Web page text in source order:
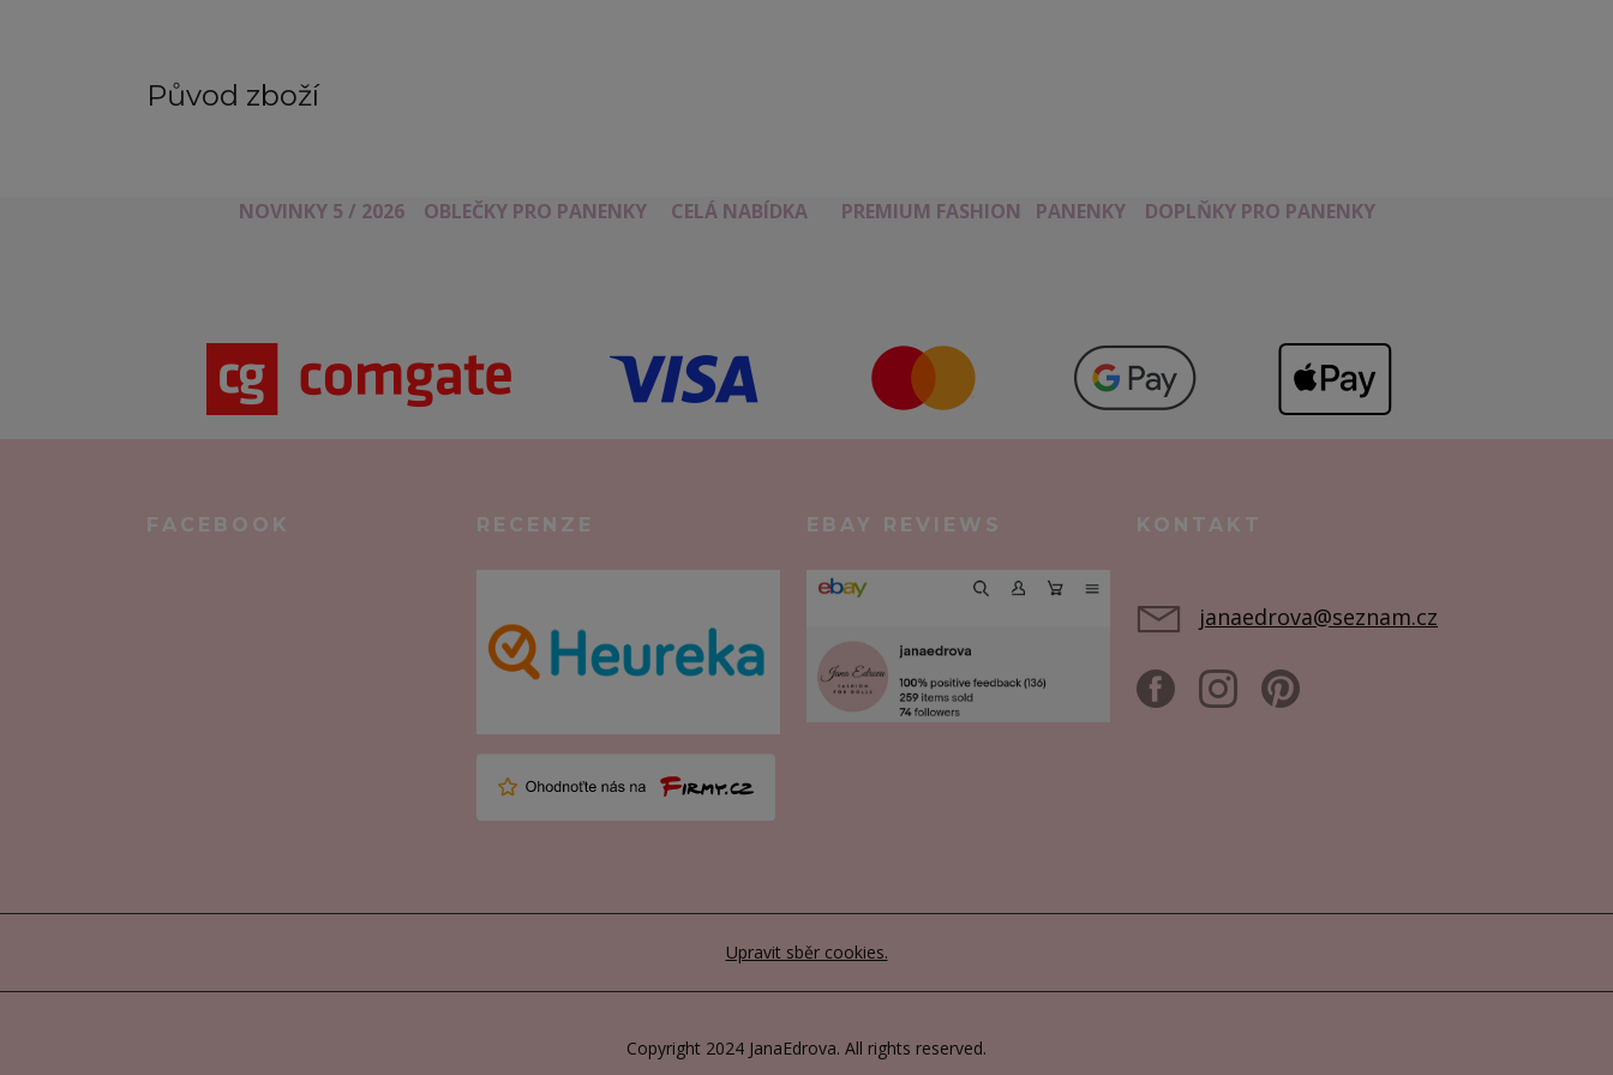
Původ zboží
NOVINKY 5 / 2026 OBLEČKY PRO PANENKY CELÁ NABÍDKA PREMIUM FASHION PANENKY DOPLŇKY PRO PANENKY
FACEBOOK RECENZE EBAY REVIEWS KONTAKT
janaedrova@seznam.cz
Upravit sběr cookies.
Copyright 2024 JanaEdrova. All rights reserved.